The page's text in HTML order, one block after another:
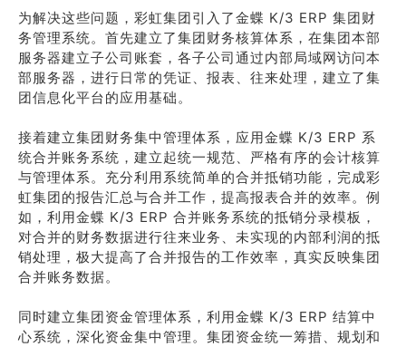
为解决这些问题，彩虹集团引入了金蝶 K/3 ERP 集团财
务管理系统。首先建立了集团财务核算体系，在集团本部
服务器建立子公司账套，各子公司通过内部局域网访问本
部服务器，进行日常的凭证、报表、往来处理，建立了集
团信息化平台的应用基础。
接着建立集团财务集中管理体系，应用金蝶 K/3 ERP 系
统合并账务系统，建立起统一规范、严格有序的会计核算
与管理体系。充分利用系统简单的合并抵销功能，完成彩
虹集团的报告汇总与合并工作，提高报表合并的效率。例
如，利用金蝶 K/3 ERP 合并账务系统的抵销分录模板，
对合并的财务数据进行往来业务、未实现的内部利润的抵
销处理，极大提高了合并报告的工作效率，真实反映集团
合并账务数据。
同时建立集团资金管理体系，利用金蝶 K/3 ERP 结算中
心系统，深化资金集中管理。集团资金统一筹措、规划和